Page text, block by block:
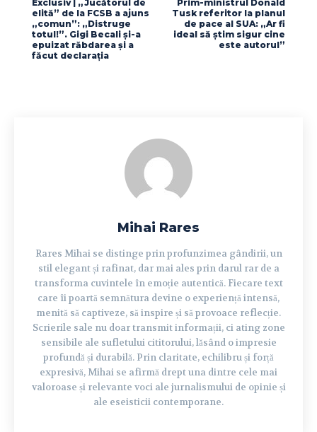
Exclusiv | „Jucătorul de
elită” de la FCSB a ajuns
„comun”: „Distruge
totul!”. Gigi Becali și-a
epuizat răbdarea și a
făcut declarația
Prim-ministrul Donald
Tusk referitor la planul
de pace al SUA: „Ar fi
ideal să știm sigur cine
este autorul”
Mihai Rares
Rares Mihai se distinge prin profunzimea gândirii, un
stil elegant și rafinat, dar mai ales prin darul rar de a
transforma cuvintele în emoție autentică. Fiecare text
care îi poartă semnătura devine o experiență intensă,
menită să captiveze, să inspire și să provoace reflecție.
Scrierile sale nu doar transmit informații, ci ating zone
sensibile ale sufletului cititorului, lăsând o impresie
profundă și durabilă. Prin claritate, echilibru și forță
expresivă, Mihai se afirmă drept una dintre cele mai
valoroase și relevante voci ale jurnalismului de opinie și
ale eseisticii contemporane.